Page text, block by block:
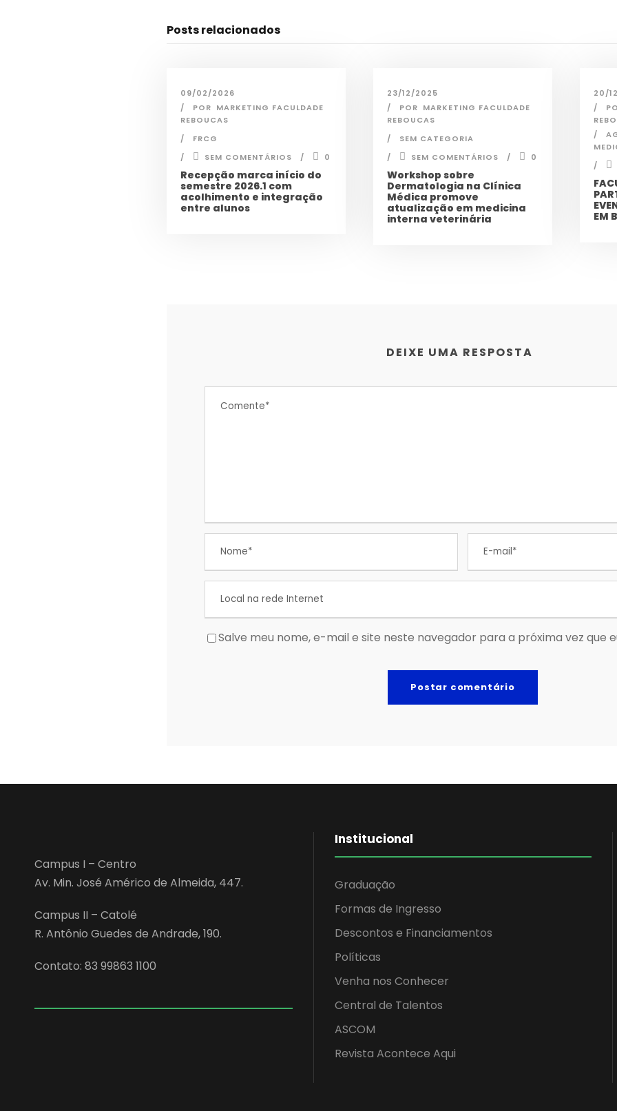
Posts relacionados
09/02/2026
POR MARKETING FACULDADE
REBOUCAS
FRCG
SEM COMENTÁRIOS
0
Recepção marca início do
semestre 2026.1 com
acolhimento e integração
entre alunos
23/12/2025
POR MARKETING FACULDADE
REBOUCAS
SEM CATEGORIA
SEM COMENTÁRIOS
0
Workshop sobre
Dermatologia na Clínica
Médica promove
atualização em medicina
interna veterinária
20/
EM
DEIXE UMA RESPOSTA
Salve meu nome, e-mail e site neste navegador para a próxima vez que
Campus I – Centro
Av. Min. José Américo de Almeida, 447.
Campus II – Catolé
R. Antônio Guedes de Andrade, 190.
Contato: 83 99863 1100
Institucional
Graduação
Formas de Ingresso
Descontos e Financiamentos
Políticas
Venha nos Conhecer
Central de Talentos
ASCOM
Revista Acontece Aqui